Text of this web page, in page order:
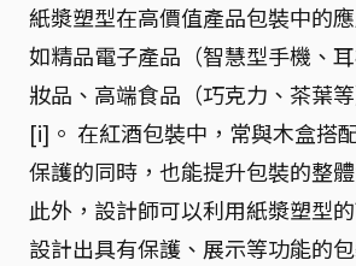
紙漿塑型在高價值產品包裝中的
如精品電子產品（智慧型手機、
妝品、高端食品（巧克力、茶葉
[i]。 在紅酒包裝中，常與木盒搭
保護的同時，也能提升包裝的整
此外，設計師可以利用紙漿塑型
設計出具有保護、展示等功能的